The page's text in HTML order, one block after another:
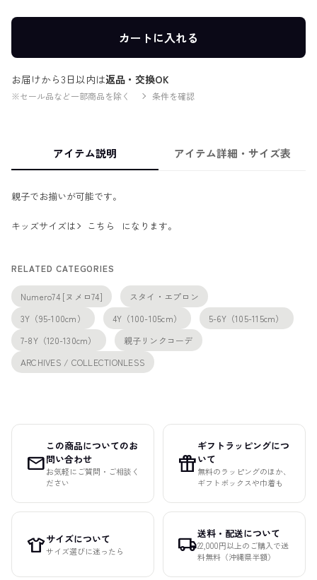
カートに入れる
お届けから3日以内は返品・交換OK
※セール品など一部商品を除く 条件を確認
アイテム説明 アイテム詳細・サイズ表
親子でお揃いが可能です。
キッズサイズは こちら になります。
RELATED CATEGORIES
Numero74 [ヌメロ74]
スタイ・エプロン
3Y（95-100cm）
4Y（100-105cm）
5-6Y（105-115cm）
7-8Y（120-130cm）
親子リンクコーデ
ARCHIVES / COLLECTIONLESS
mail
この商品についてのお
問い合わせ
お気軽にご質問・ご相談く
ださい
featured_seasonal_and_gifts
ギフトラッピングにつ
いて
無料のラッピングのほか、
ギフトボックスや巾着も
apparelサイズについて
サイズ選びに迷ったら local_shipping送料・配送について
22,000円以上のご購入で送
料無料（沖縄県半額）